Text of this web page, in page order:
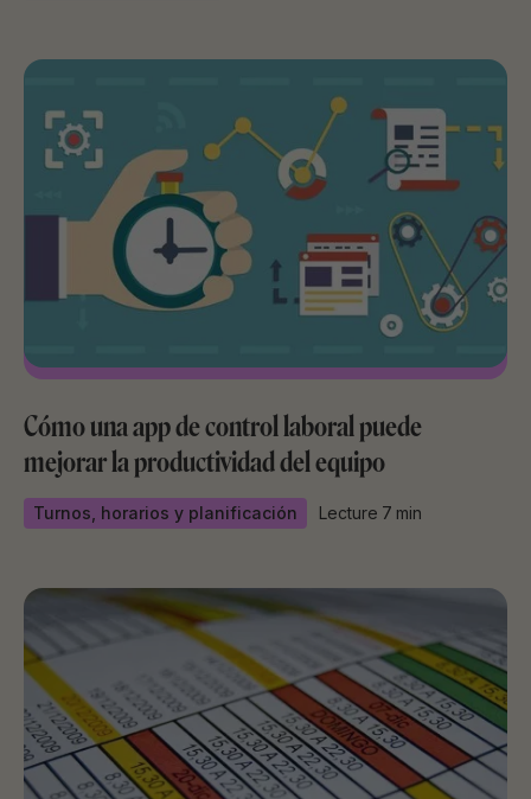
Cómo una app de control laboral puede
mejorar la productividad del equipo
Turnos, horarios y planificación Lecture 7 min